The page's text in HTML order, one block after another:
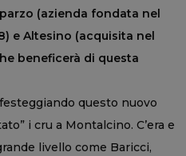
(azienda fondata nel
e Altesino (acquisita nel
beneficerà di questa
questo nuovo
i cru a Montalcino. C’era e
livello come Baricci,